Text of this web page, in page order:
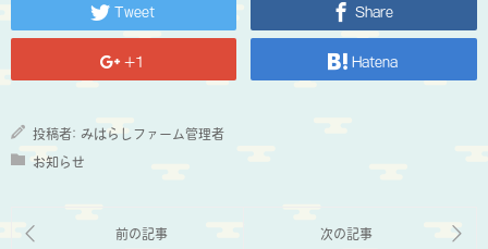
Tweet Share
+1 Hatena
投稿者: みはらしファーム管理者
お知らせ